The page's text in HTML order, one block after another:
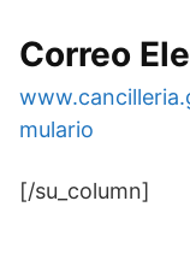
Correo
mulario
[/su_column]